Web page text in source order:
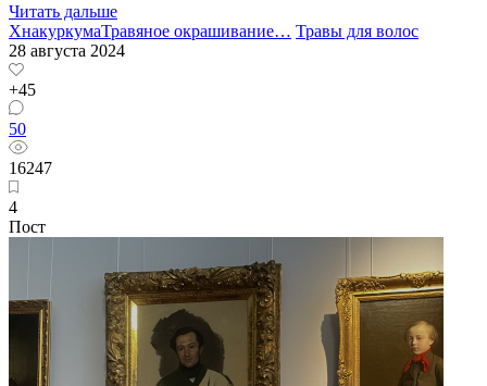
Читать дальше
ХнакуркумаТравяное окрашивание… Травы для волос
28 августа 2024
+45
50
16247
4
Пост